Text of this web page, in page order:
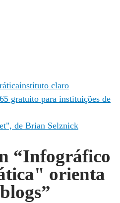
instituto claro
gratuito para instituições de
de Brian Selznick
“Infográfico
orienta
”